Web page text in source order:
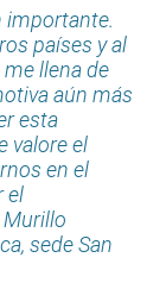
importante.
países y al
llena de
aún más
esta
valore el
en el
el
sede San